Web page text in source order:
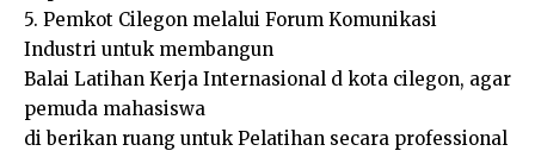
5. Pemkot Cilegon melalui Forum Komunikasi
Industri untuk membangun
Balai Latihan Kerja Internasional d kota cilegon, agar
pemuda mahasiswa
di berikan ruang untuk Pelatihan secara professional